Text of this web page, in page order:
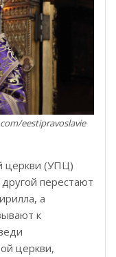
eestipravoslavie
церкви (УПЦ)
перестают
а
к
церкви,